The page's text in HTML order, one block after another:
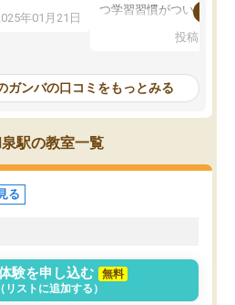
うになりまし
もとても気
平均点以上の
あと1年受験ま
を使用しな
います！
年01月21日
つ学習習慣がついてきま
指導が無い日も予定表
問できるのでとても助か
投稿日：
ガンバの口コミをもっとみる
駅の教室一覧
る
験を申し込む
無料
（リストに追加する）